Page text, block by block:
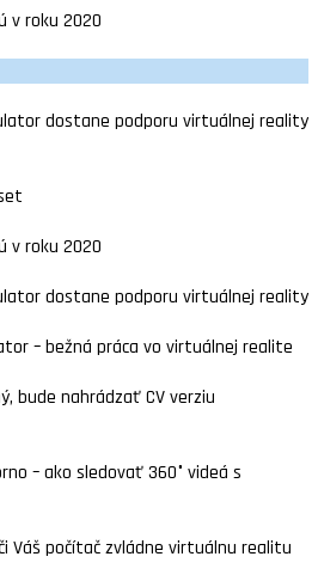
v roku 2020
dostane podporu virtuálnej reality
v roku 2020
dostane podporu virtuálnej reality
– bežná práca vo virtuálnej realite
bude nahrádzať CV verziu
– ako sledovať 360° videá s
Váš počítač zvládne virtuálnu realitu